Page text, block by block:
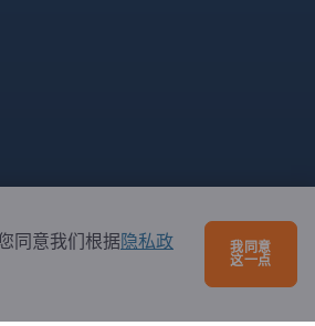
同意我们根据隐私政
我同意
这一点